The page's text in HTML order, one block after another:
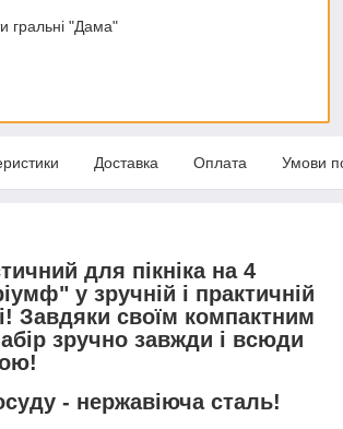
гральні "Дама"
Доставка Оплата Умови
для пікніка на 4
у зручній і практичній
Завдяки своїм компактним
зручно завжди і всюди
- нержавіюча сталь!